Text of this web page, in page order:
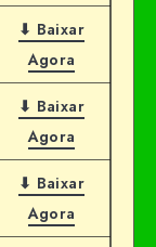
⬇ Baixar
Agora
⬇ Baixar
Agora
⬇ Baixar
Agora